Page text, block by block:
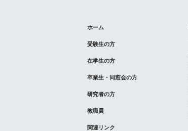
ホーム
受験生の方
在学生の方
卒業生・同窓会の方
研究者の方
教職員
関連リンク